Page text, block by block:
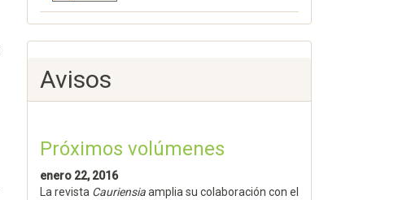
Avisos
Próximos volúmenes
enero 22, 2016
La revista Cauriensiaamplia su colaboración con el